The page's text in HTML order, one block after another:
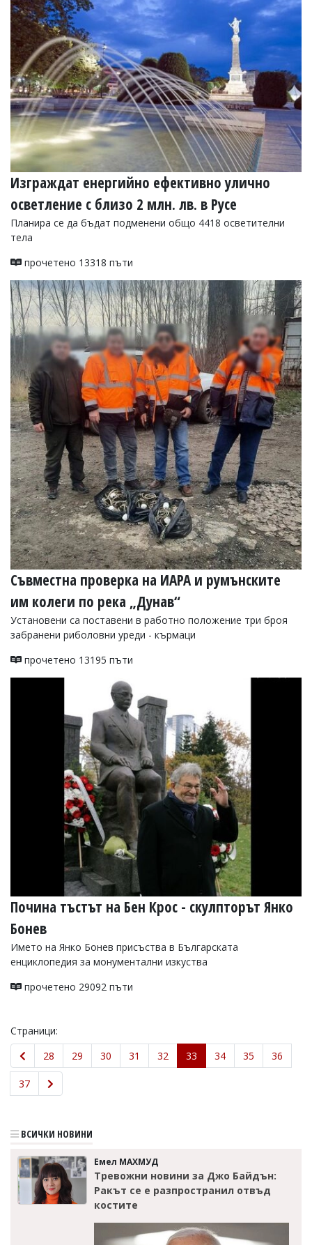
Изграждат енергийно ефективно улично
осветление с близо 2 млн. лв. в Русе
Планира се да бъдат подменени общо 4418 осветителни
тела
прочетено 13318 пъти
Съвместна проверка на ИАРА и румънските
им колеги по река „Дунав“
Установени са поставени в работно положение три броя
забранени риболовни уреди - кърмаци
прочетено 13195 пъти
Почина тъстът на Бен Крос - скулпторът Янко
Бонев
Името на Янко Бонев присъства в Българската
енциклопедия за монументални изкуства
прочетено 29092 пъти
Страници:
28
29 30 31 32 33 34 35 36
37
ВСИЧКИ НОВИНИ
Емел МАХМУД
Тревожни новини за Джо Байдън:
Ракът се е разпространил отвъд
костите